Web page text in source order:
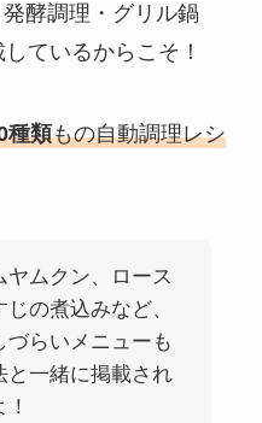
酵調理・グリル鍋
ているからこそ！
種類もの自動調理レシ
ヤムクン、ロース
じの煮込みなど、
づらいメニューも
と一緒に掲載され